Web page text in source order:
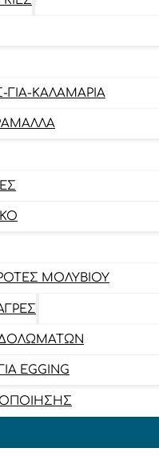
ΓΙΑ-ΚΑΛΑΜΆΡΙΑ
ΜΟΛΥΒΙΟΎ
ΔΟΛΩΜΆΤΩΝ
EGGING